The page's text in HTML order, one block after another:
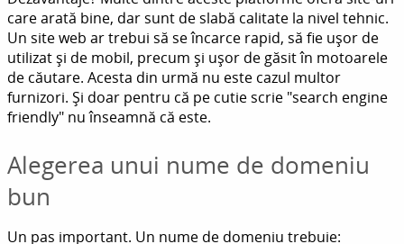
care arată bine, dar sunt de slabă calitate la nivel tehnic.
Un site web ar trebui să se încarce rapid, să fie ușor de
utilizat și de mobil, precum și ușor de găsit în motoarele
de căutare. Acesta din urmă nu este cazul multor
furnizori. Și doar pentru că pe cutie scrie "search engine
friendly" nu înseamnă că este.
Alegerea unui nume de domeniu
bun
Un pas important. Un nume de domeniu trebuie: